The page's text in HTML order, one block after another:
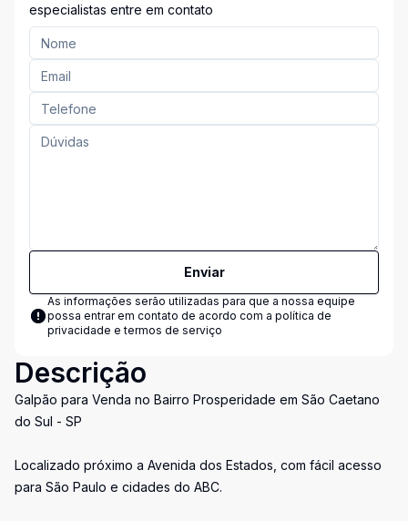
especialistas entre em contato
Enviar
As informações serão utilizadas para que a nossa equipe
possa entrar em contato de acordo com a política de
privacidade e termos de serviço
Descrição
Galpão para Venda no Bairro Prosperidade em São Caetano
do Sul - SP
Localizado próximo a Avenida dos Estados, com fácil acesso
para São Paulo e cidades do ABC.